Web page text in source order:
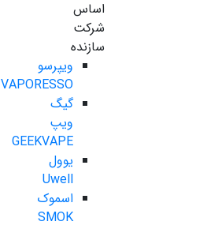
اساس
شرکت
سازنده
ویپرسو
VAPORESSO
گیگ
ویپ
GEEKVAPE
یوول
Uwell
اسموک
SMOK